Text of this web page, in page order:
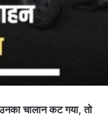
चालान कट गया, तो